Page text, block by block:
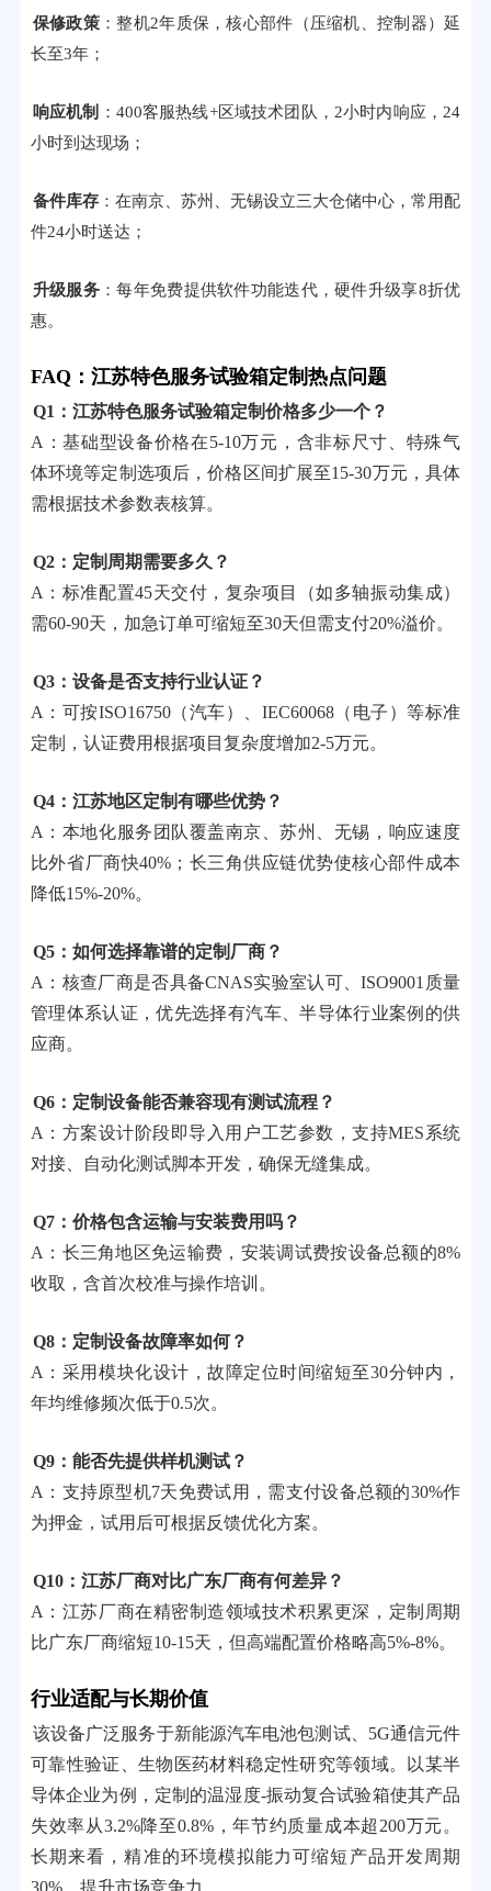
保修政策 ：整机2年质保，核心部件（压缩机、控制器）延
长至3年；
响应机制
：400客服热线+区域技术团队，2小时内响应，24
小时到达现场；
备件库存：在南京、苏州、无锡设立三大仓储中心，常用配
件24小时送达；
升级服务 ：每年免费提供软件功能迭代，硬件升级享8折优
惠。
FAQ：江苏特色服务试验箱定制热点问题
Q1：江苏特色服务试验箱定制价格多少一个？
A：基础型设备价格在5-10万元，含非标尺寸、特殊气
体环境等定制选项后，价格区间扩展至15-30万元，具体
需根据技术参数表核算。
Q2：定制周期需要多久？
A：标准配置45天交付，复杂项目（如多轴振动集成）
需60-90天，加急订单可缩短至30天但需支付20%溢价。
Q3：设备是否支持行业认证？
A：可按ISO16750（汽车）、IEC60068（电子）等标准
定制，认证费用根据项目复杂度增加2-5万元。
Q4：江苏地区定制有哪些优势？
A：本地化服务团队覆盖南京、苏州、无锡，响应速度
比外省厂商快40%；长三角供应链优势使核心部件成本
降低15%-20%。
Q5：如何选择靠谱的定制厂商？
A：核查厂商是否具备CNAS实验室认可、ISO9001质量
管理体系认证，优先选择有汽车、半导体行业案例的供
应商。
Q6：定制设备能否兼容现有测试流程？
A：方案设计阶段即导入用户工艺参数，支持MES系统
对接、自动化测试脚本开发，确保无缝集成。
Q7：价格包含运输与安装费用吗？
A：长三角地区免运输费，安装调试费按设备总额的8%
收取，含首次校准与操作培训。
Q8：定制设备故障率如何？
A：采用模块化设计，故障定位时间缩短至30分钟内，
年均维修频次低于0.5次。
Q9：能否先提供样机测试？
A：支持原型机7天免费试用，需支付设备总额的30%作
为押金，试用后可根据反馈优化方案。
Q10：江苏厂商对比广东厂商有何差异？
A：江苏厂商在精密制造领域技术积累更深，定制周期
比广东厂商缩短10-15天，但高端配置价格略高5%-8%。
行业适配与长期价值
该设备广泛服务于新能源汽车电池包测试、5G通信元件
可靠性验证、生物医药材料稳定性研究等领域。以某半
导体企业为例，定制的温湿度-振动复合试验箱使其产品
失效率从3.2%降至0.8%，年节约质量成本超200万元。
长期来看，精准的环境模拟能力可缩短产品开发周期
30%，提升市场竞争力。